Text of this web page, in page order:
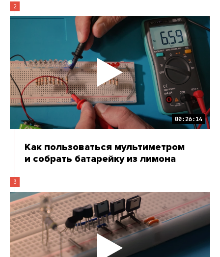
2
00:26:14
Как пользоваться мультиметром
и собрать батарейку из лимона
3